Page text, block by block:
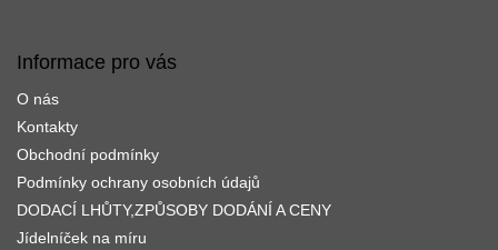
Informace pro vás
O nás
Kontakty
Obchodní podmínky
Podmínky ochrany osobních údajů
DODACÍ LHŮTY,ZPŮSOBY DODÁNÍ A CENY
Jídelníček na míru